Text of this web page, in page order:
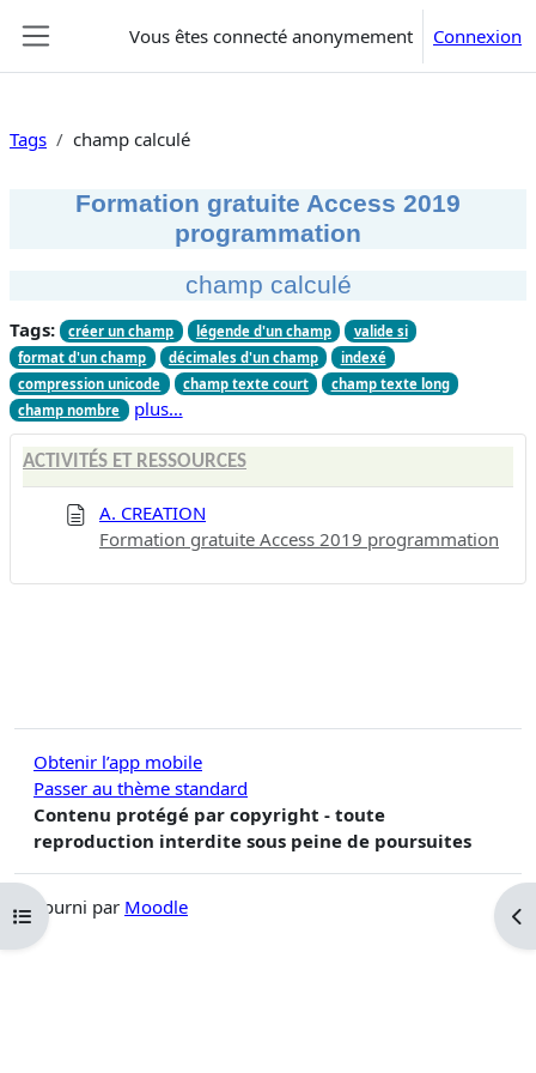
Vous êtes connecté anonymement Connexion
Ouvrir l’index du cours
Tags champ calculé
Formation gratuite Access 2019
programmation
champ calculé
Tags: créer un champ légende d'un champ
valide si
format d'un champ
décimales d'un champ
indexé
compression unicode
champ texte court
champ texte long
champ nombre
plus…
ACTIVITÉS ET RESSOURCES
A. CREATION
Formation gratuite Access 2019 programmation
Obtenir l’app mobile
Passer au thème standard
Contenu protégé par copyright - toute
reproduction interdite sous peine de poursuites
Fourni par Moodle